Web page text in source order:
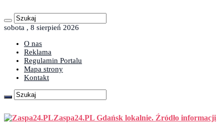
sobota , 8 sierpień 2026
O nas
Reklama
Regulamin Portalu
Mapa strony
Kontakt
Zaspa24.PL Gdańsk lokalnie. Źródło informacji